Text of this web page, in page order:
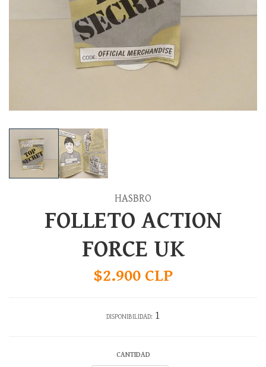
HASBRO
FOLLETO ACTION
FORCE UK
$2.900 CLP
DISPONIBILIDAD: 1
CANTIDAD